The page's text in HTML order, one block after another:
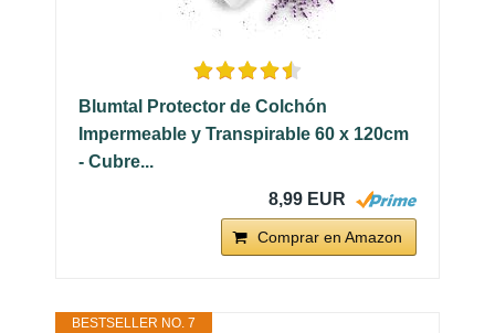
Blumtal Protector de Colchón
Impermeable y Transpirable 60 x 120cm
- Cubre...
8,99 EUR
Comprar en Amazon
BESTSELLER NO. 7